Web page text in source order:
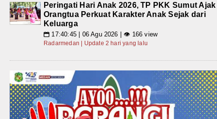
Peringati Hari Anak 2026, TP PKK Sumut Ajak
Orangtua Perkuat Karakter Anak Sejak dari
Keluarga
📅 17:40:45 | 06 Agu 2026 | 👁 166 view
Radarmedan | Update 2 hari yang lalu